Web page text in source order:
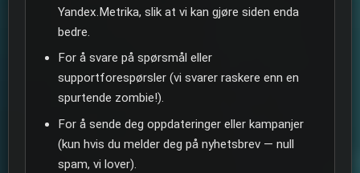
Yandex.Metrika, slik at vi kan gjøre siden enda
bedre.
For å svare på spørsmål eller
supportforespørsler (vi svarer raskere enn en
spurtende zombie!).
For å sende deg oppdateringer eller kampanjer
(kun hvis du melder deg på nyhetsbrev — null
spam, vi lover).